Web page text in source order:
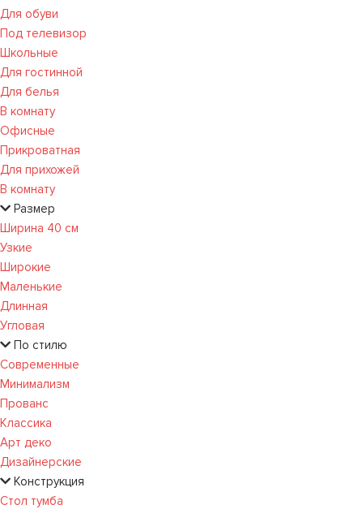
Для обуви
Под телевизор
Школьные
Для гостинной
Для белья
В комнату
Офисные
Прикроватная
Для прихожей
В комнату
Размер
Ширина 40 см
Узкие
Широкие
Маленькие
Длинная
Угловая
По стилю
Современные
Минимализм
Прованс
Классика
Арт деко
Дизайнерские
Конструкция
Стол тумба